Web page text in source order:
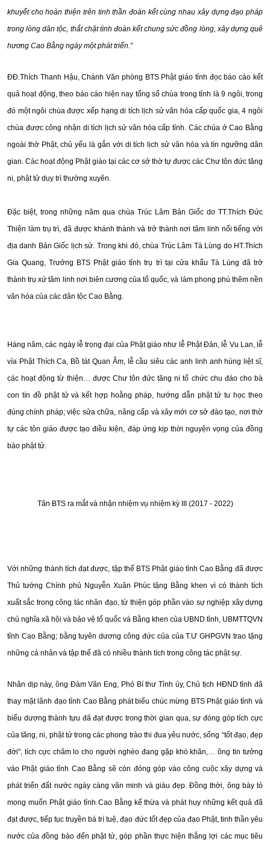
khuyết cho hoàn thiện trên tinh thần đoàn kết cùng nhau xây dựng đạo pháp
trong lòng dân tộc, thắt chặt tình đoàn kết chung sức đồng lòng, xây dựng quê
hương Cao Bằng ngày một phát triển.”
ĐĐ.Thích Thanh Hậu, Chánh Văn phòng BTS Phật giáo tỉnh đọc báo cáo kết
quả hoạt động, theo báo cáo hiện nay tổng số chùa trong tỉnh là 9 ngôi, trong
đó một ngôi chùa được xếp hạng di tích lịch sử văn hóa cấp quốc gia, 4 ngôi
chùa được công nhận di tích lịch sử văn hóa cấp tỉnh. Các chùa ở Cao Bằng
ngoài thờ Phật, chủ yếu là gắn với di tích lịch sử văn hóa và tín ngưỡng dân
gian. Các hoạt động Phật giáo tại các cơ sở thờ tự được các Chư tôn đức tăng
ni, phật tử duy trì thường xuyên.
Đặc biệt, trong những năm qua chùa Trúc Lâm Bản Giốc do TT.Thích Đức
Thiện làm trụ trì, đã được khánh thành và trở thành nơi tâm linh nổi tiếng với
địa danh Bản Giốc lịch sử. Trong khi đó, chùa Trúc Lâm Tà Lùng do HT.Thích
Gia Quang, Trưởng BTS Phật giáo tỉnh trụ trì tại cửa khẩu Tà Lùng đã trở
thành trụ xứ tâm linh nơi biên cương của tổ quốc, và làm phong phú thêm nền
văn hóa của các dân tộc Cao Bằng.
Hàng năm, các ngày lễ trọng đại của Phật giáo như lễ Phật Đản, lễ Vu Lan, lễ
vía Phật Thích Ca, Bồ tát Quan Âm, lễ cầu siêu các anh linh anh hùng liệt sĩ,
các hoạt động từ thiện… được Chư tôn đức tăng ni tổ chức chu đáo cho bà
con tín đồ phật tử và kết hợp hoằng pháp, hướng dẫn phật tử tu học theo
đúng chính pháp; việc sửa chữa, nâng cấp và xây mới cơ sở đào tạo, nơi thờ
tự các tôn giáo được tạo điều kiện, đáp ứng kịp thời nguyện vọng của đồng
bào phật tử.
Tân BTS ra mắt và nhận nhiệm vụ nhiệm kỳ III (2017 - 2022)
Với những thành tích đạt được, tập thể BTS Phật giáo tỉnh Cao Bằng đã được
Thủ tướng Chính phủ Nguyễn Xuân Phúc tặng Bằng khen vì có thành tích
xuất sắc trong công tác nhân đạo, từ thiện góp phần vào sự nghiệp xây dựng
chủ nghĩa xã hội và bảo vệ tổ quốc và Bằng khen của UBND tỉnh, UBMTTQVN
tỉnh Cao Bằng; bằng tuyên dương công đức của của T.Ư GHPGVN trao tặng
những cá nhân và tập thể đã có nhiều thành tích trong công tác phật sự.
Nhân dịp này, ông Đàm Văn Eng, Phó Bí thư Tỉnh ủy, Chủ tịch HĐND tỉnh đã
thay mặt lãnh đạo tỉnh Cao Bằng phát biểu chúc mừng BTS Phật giáo tỉnh và
biểu dương thành tựu đã đạt được trong thời gian qua, sự đóng góp tích cực
của tăng, ni, phật tử trong các phong trào thi đua yêu nước, sống “tốt đạo, đẹp
đời", tích cực chăm lo cho người nghèo đang gặp khó khăn,… ông tin tưởng
vào Phật giáo tỉnh Cao Bằng sẽ còn đóng góp vào công cuộc xây dựng và
phát triển đất nước ngày càng văn minh và giàu đẹp. Đồng thời, ông bày tỏ
mong muốn Phật giáo tỉnh Cao Bằng kế thừa và phát huy những kết quả đã
đạt được, tiếp tục truyền bá trí tuệ, đạo đức tốt đẹp của đạo Phật, tinh thần yêu
nước của đồng bào đến phật tử, góp phần thực hiện thắng lợi các mục tiêu